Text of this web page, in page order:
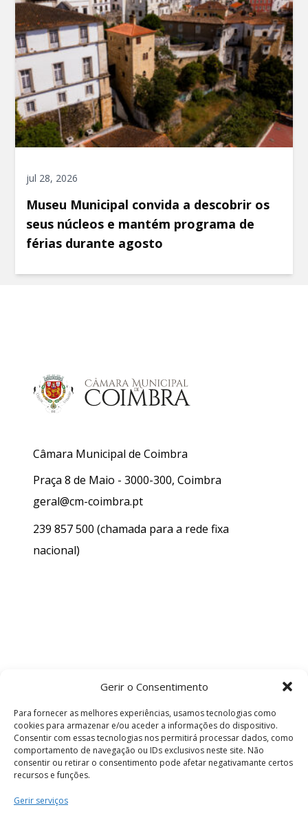
Gerir o Consentimento
Para fornecer as melhores experiências, usamos tecnologias como
cookies para armazenar e/ou aceder a informações do dispositivo.
Consentir com essas tecnologias nos permitirá processar dados, como
comportamento de navegação ou IDs exclusivos neste site. Não
consentir ou retirar o consentimento pode afetar negativamante certos
recursos e funções.
Gerir serviços
jul 28, 2026
Museu Municipal convida a descobrir os
seus núcleos e mantém programa de
férias durante agosto
Câmara Municipal de Coimbra
Praça 8 de Maio - 3000-300, Coimbra
geral@cm-coimbra.pt
239 857 500 (chamada para a rede fixa
nacional)
Termos e Condições